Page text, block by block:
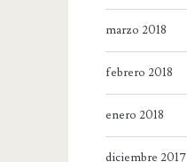
marzo 2018
febrero 2018
enero 2018
diciembre 2017